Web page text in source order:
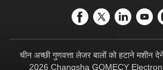
चीन अच्छी गुणवत्ता लेजर बालों को हटाने मशीन
2026 Changsha GOMECY